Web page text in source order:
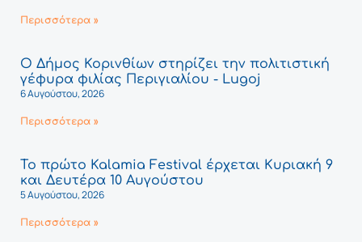
Περισσότερα »
Ο Δήμος Κορινθίων στηρίζει την πολιτιστική
γέφυρα φιλίας Περιγιαλίου - Lugoj
6 Αυγούστου, 2026
Περισσότερα »
Το πρώτο Kalamia Festival έρχεται Κυριακή 9
και Δευτέρα 10 Αυγούστου
5 Αυγούστου, 2026
Περισσότερα »